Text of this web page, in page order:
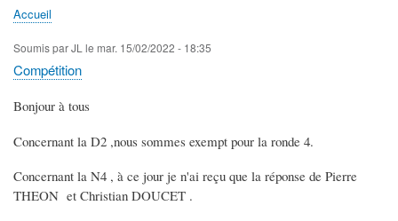
Accueil
Adhésion
Calendrier des compétitions interclubs R3,TC35
Horaires
Tournois rapides de Dinard
3éme tournoi jeune de parties rapides Tour Solidor Val de Rance
Fil
d'Ariane
Accueil
Soumis parJL le mar. 15/02/2022 - 18:35
Compétition
Bonjour à tous
Concernant la D2 ,nous sommes exempt pour la ronde 4.
Concernant la N4 , à ce jour je n'ai reçu que la réponse de Pierre
THEON et Christian DOUCET .